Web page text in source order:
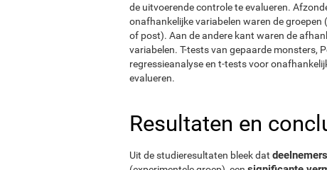
de uitvoerende controle te evalueren.
onafhankelijke variabelen waren de groepen
of post). Aan de andere kant waren de
variabelen. T-tests van gepaarde monsters,
regressieanalyse en t-tests voor
evalueren.
Resultaten en
Uit de studieresultaten bleek dat